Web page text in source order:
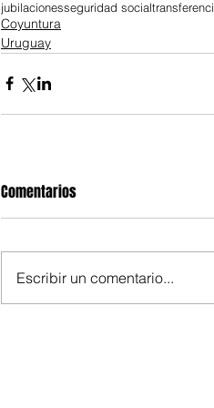
jubilacionesseguridad social
Coyuntura
Uruguay
Comentarios
Escribir un comentario...